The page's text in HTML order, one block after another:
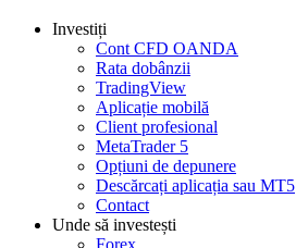
Investiți
Cont CFD OANDA
Rata dobânzii
TradingView
Aplicație mobilă
Client profesional
MetaTrader 5
Opțiuni de depunere
Descărcați aplicația sau MT5
Contact
Unde să investești